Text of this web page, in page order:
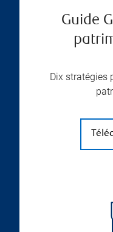
Guide
Dix stratégies